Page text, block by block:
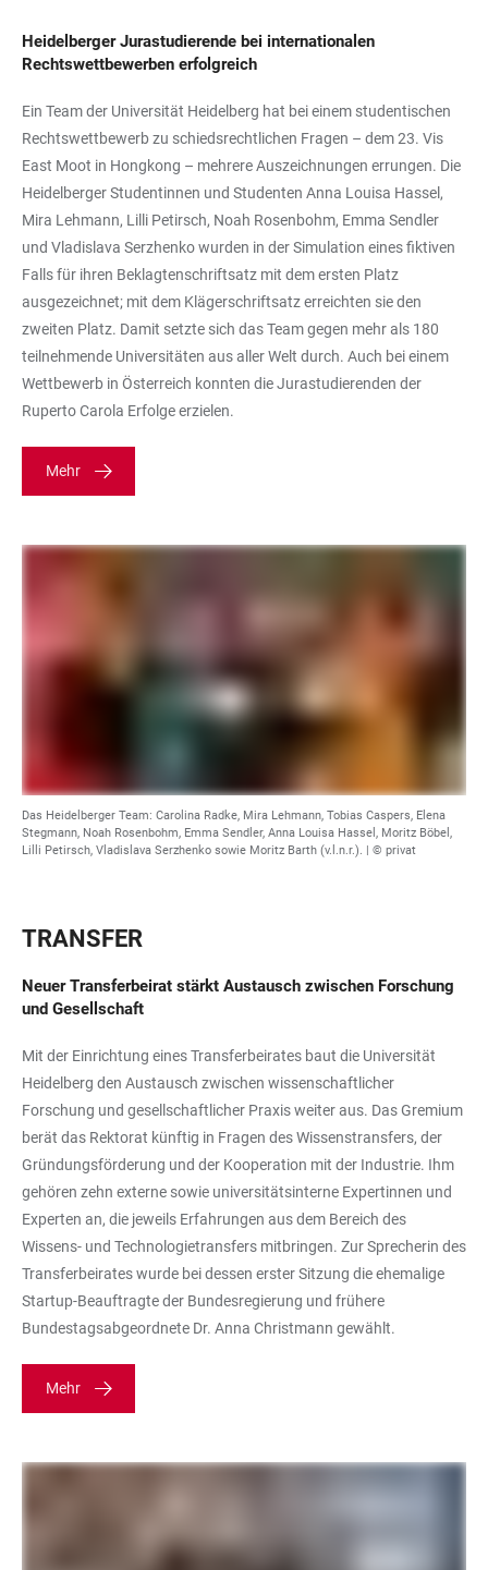
Heidelberger Jurastudierende bei internationalen
Rechtswettbewerben erfolgreich
Ein Team der Universität Heidelberg hat bei einem studentischen
Rechtswettbewerb zu schiedsrechtlichen Fragen – dem 23. Vis
East Moot in Hongkong – mehrere Auszeichnungen errungen. Die
Heidelberger Studentinnen und Studenten Anna Louisa Hassel,
Mira Lehmann, Lilli Petirsch, Noah Rosenbohm, Emma Sendler
und Vladislava Serzhenko wurden in der Simulation eines fiktiven
Falls für ihren Beklagtenschriftsatz mit dem ersten Platz
ausgezeichnet; mit dem Klägerschriftsatz erreichten sie den
zweiten Platz. Damit setzte sich das Team gegen mehr als 180
teilnehmende Universitäten aus aller Welt durch. Auch bei einem
Wettbewerb in Österreich konnten die Jurastudierenden der
Ruperto Carola Erfolge erzielen.
Mehr
Das Heidelberger Team: Carolina Radke, Mira Lehmann, Tobias Caspers, Elena
Stegmann, Noah Rosenbohm, Emma Sendler, Anna Louisa Hassel, Moritz Böbel,
Lilli Petirsch, Vladislava Serzhenko sowie Moritz Barth (v.l.n.r.). | © privat
TRANSFER
Neuer Transferbeirat stärkt Austausch zwischen Forschung
und Gesellschaft
Mit der Einrichtung eines Transferbeirates baut die Universität
Heidelberg den Austausch zwischen wissenschaftlicher
Forschung und gesellschaftlicher Praxis weiter aus. Das Gremium
berät das Rektorat künftig in Fragen des Wissenstransfers, der
Gründungsförderung und der Kooperation mit der Industrie. Ihm
gehören zehn externe sowie universitätsinterne Expertinnen und
Experten an, die jeweils Erfahrungen aus dem Bereich des
Wissens- und Technologietransfers mitbringen. Zur Sprecherin des
Transferbeirates wurde bei dessen erster Sitzung die ehemalige
Startup-Beauftragte der Bundesregierung und frühere
Bundestagsabgeordnete Dr. Anna Christmann gewählt.
Mehr